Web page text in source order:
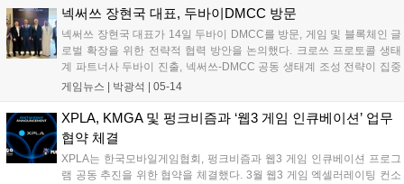
으며, 25일 두바이에서 디지털 전환 관련 행사도 공동 개최할 예정이
다....
넥써쓰 장현국 대표, 두바이DMCC 방문
넥써쓰 장현국 대표가 14일 두바이 DMCC를 방문, 게임 및 블록체인 글
로벌 확장을 위한 전략적 협력 방안을 논의했다. 크로쓰 프로토콜 생태
계 파트너사 두바이 진출, 넥써쓰-DMCC 공동 생태계 조성 전략이 집중
논의됐다. 양측은 파트너사 두바이 진출 지원, 블록체인 게임 생태계 구
다....
게임뉴스 | 박광석 05-14
XPLA, KMGA 및 펑크비즘과 ‘웹3 게임 인큐베이션’ 업무
협약 체결
XPLA는 한국모바일게임협회, 펑크비즘과 웹3 게임 인큐베이션 프로그
램 공동 추진을 위한 협약을 체결했다. 3월 웹3 게임 엑셀러레이팅 컨소